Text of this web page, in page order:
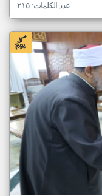
عدد الكلمات: ٢١٥